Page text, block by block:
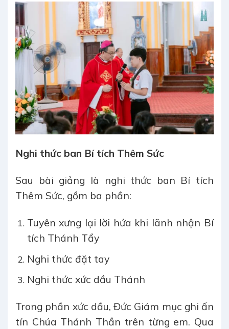
Nghi thức ban Bí tích Thêm Sức
Sau bài giảng là nghi thức ban Bí tích
Thêm Sức, gồm ba phần:
Tuyên xưng lại lời hứa khi lãnh nhận Bí
tích Thánh Tẩy
Nghi thức đặt tay
Nghi thức xức dầu Thánh
Trong phần xức dầu, Đức Giám mục ghi ấn
tín Chúa Thánh Thần trên từng em. Qua